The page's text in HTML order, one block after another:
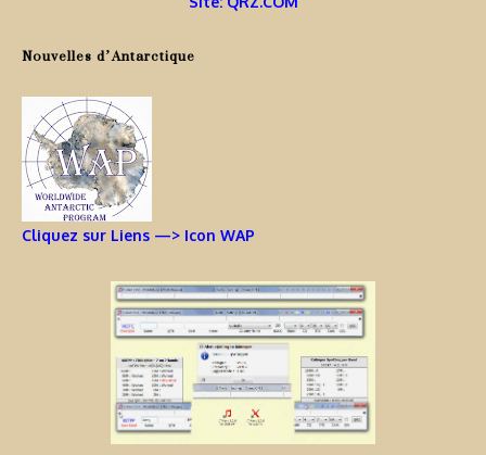
Nouvelles d’Antarctique
Cliquez sur Liens —> Icon WAP